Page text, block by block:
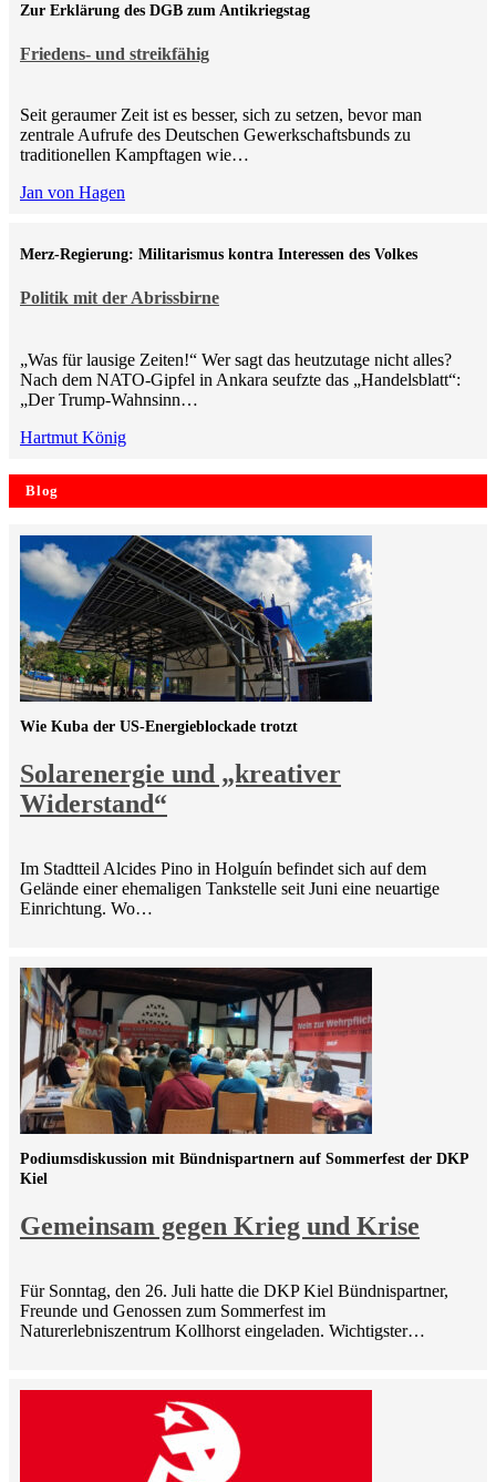
Friedens- und streikfähig
Zur Erklärung des DGB zum Antikriegstag
Seit geraumer Zeit ist es besser, sich zu setzen, bevor man
zentrale Aufrufe des Deutschen Gewerkschaftsbunds zu
traditionellen Kampftagen wie…
Jan von Hagen
Politik mit der Abrissbirne
Merz-Regierung: Militarismus kontra Inte­ressen des Volkes
„Was für lausige Zeiten!“ Wer sagt das heutzutage nicht alles?
Nach dem NATO-Gipfel in Ankara seufzte das „Handelsblatt“:
„Der Trump-Wahnsinn…
Hartmut König
Blog
Solarenergie und „kreativer
Widerstand“
Wie Kuba der US-Energieblockade trotzt
Im Stadtteil Alcides Pino in Holguín befindet sich auf dem
Gelände einer ehemaligen Tankstelle seit Juni eine neuartige
Einrichtung. Wo…
Gemeinsam gegen Krieg und Krise
Podiumsdiskussion mit Bündnispartnern auf Sommerfest der DKP
Kiel
Für Sonntag, den 26. Juli hatte die DKP Kiel Bündnispartner,
Freunde und Genossen zum Sommerfest im
Naturerlebniszentrum Kollhorst eingeladen. Wichtigster…